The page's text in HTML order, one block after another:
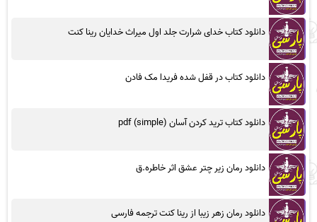
دانلود کتاب خدای شرارت جلد اول میراث خدایان رینا کنت
دانلود کتاب در قفل شده فریدا مک فادن
دانلود کتاب ترید کردن آسان (simple) pdf
دانلود رمان زیر چتر عشق اثر خاطره.ق
دانلود رمان زهر زیبا از رینا کنت ترجمه فارسی